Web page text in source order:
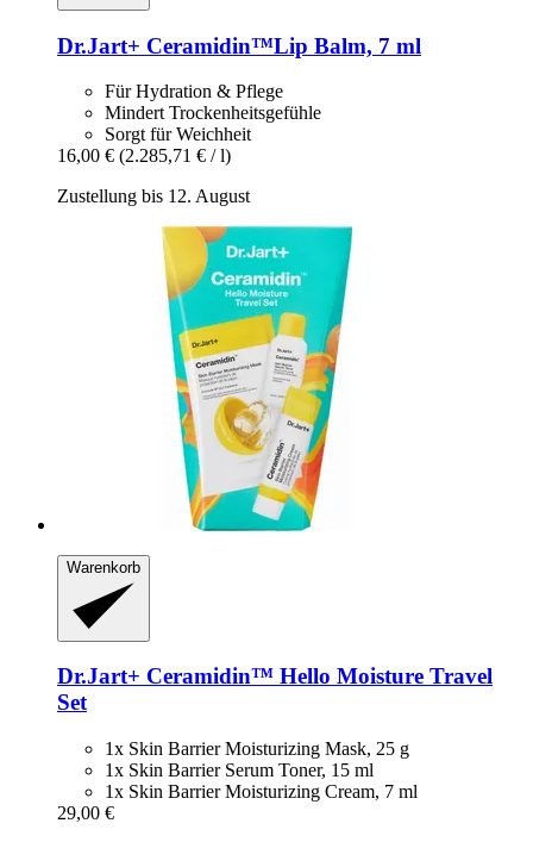
Dr.Jart+ Ceramidin™Lip Balm, 7 ml
Für Hydration & Pflege
Mindert Trockenheitsgefühle
Sorgt für Weichheit
16,00 € (2.285,71 € / l)
Zustellung bis 12. August
Warenkorb
Dr.Jart+ Ceramidin™ Hello Moisture Travel
Set
1x Skin Barrier Moisturizing Mask, 25 g
1x Skin Barrier Serum Toner, 15 ml
1x Skin Barrier Moisturizing Cream, 7 ml
29,00 €